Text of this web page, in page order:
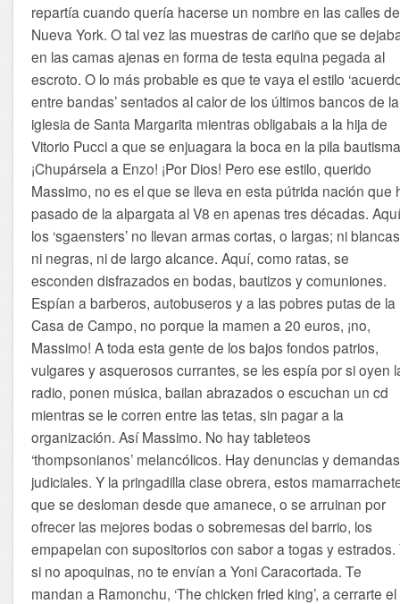
repartía cuando quería hacerse un nombre en las calles de
Nueva York. O tal vez las muestras de cariño que se
en las camas ajenas en forma de testa equina pegada al
escroto. O lo más probable es que te vaya el estilo
entre bandas’ sentados al calor de los últimos bancos de la
iglesia de Santa Margarita mientras obligabais a la hija de
Vitorio Pucci a que se enjuagara la boca en la pila
¡Chupársela a Enzo! ¡Por Dios! Pero ese estilo, querido
Massimo, no es el que se lleva en esta pútrida nación que
pasado de la alpargata al V8 en apenas tres décadas.
los ‘sgaensters’ no llevan armas cortas, o largas; ni
ni negras, ni de largo alcance. Aquí, como ratas, se
esconden disfrazados en bodas, bautizos y comuniones.
Espían a barberos, autobuseros y a las pobres putas de la
Casa de Campo, no porque la mamen a 20 euros, ¡no,
Massimo! A toda esta gente de los bajos fondos patrios,
vulgares y asquerosos currantes, se les espía por si oyen
radio, ponen música, bailan abrazados o escuchan un cd
mientras se le corren entre las tetas, sin pagar a la
organización. Así Massimo. No hay tableteos
‘thompsonianos’ melancólicos. Hay denuncias y demandas
judiciales. Y la pringadilla clase obrera, estos
que se desloman desde que amanece, o se arruinan por
ofrecer las mejores bodas o sobremesas del barrio, los
empapelan con supositorios con sabor a togas y estrados.
si no apoquinas, no te envían a Yoni Caracortada. Te
mandan a Ramonchu, ‘The chicken fried king’, a cerrarte el